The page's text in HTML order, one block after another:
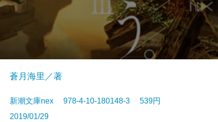
蒼月海里／著
新潮文庫nex 978-4-10-180148-3 539円
2019/01/29